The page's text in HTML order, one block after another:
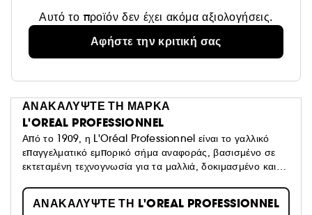
Αυτό το προϊόν δεν έχει ακόμα αξιολογήσεις.
Αφήστε την κριτική σας
ΑΝΑΚΑΛΥΨΤΕ ΤΗ ΜΑΡΚΑ
L'OREAL PROFESSIONNEL
Από το 1909, η L'Oréal Professionnel είναι το γαλλικό
επαγγελματικό εμπορικό σήμα αναφοράς, βασισμένο σε
εκτεταμένη τεχνογνωσία για τα μαλλιά, δοκιμασμένο και
μοριακή τεχνολογία υψηλής ακρίβειας, οι θεραπείες
L’Oréal Professionnel προορίζονται για όλους τους
ΑΝΑΚΑΛΥΨΤΕ ΤΗ L'OREAL PROFESSIONNEL